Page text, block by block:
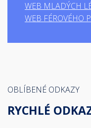
WEB MLADÝCH
WEB FÉROVÉHO
OBLÍBENÉ ODKAZY
RYCHLÉ